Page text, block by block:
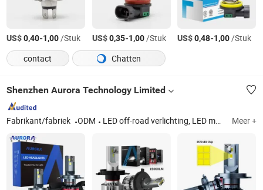
US$0,40-1,00/Stuk US$0,35-1,00/Stuk US$0,48-1,00/Stuk
contact
Chatten
Shenzhen Aurora Technology Limited
Fabrikant/fabriek ODM LED off-road verlichting, LED motorfiets verlichting, auto koplamp Meer +